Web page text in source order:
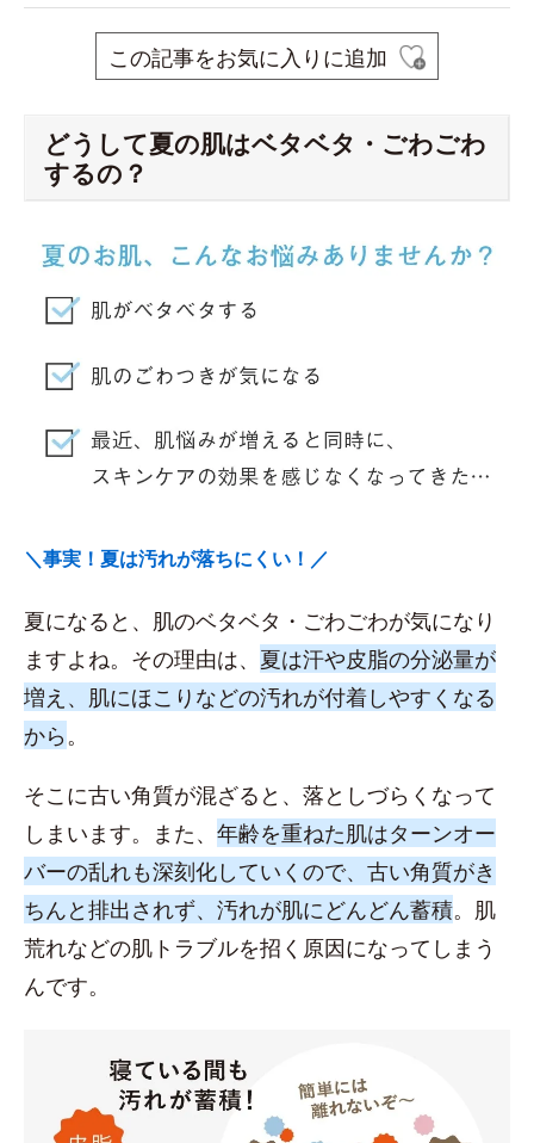
この記事をお気に入りに追加
どうして夏の肌はベタベタ・ごわごわ
するの？
＼事実！夏は汚れが落ちにくい！／
夏になると、肌のベタベタ・ごわごわが気になり
ますよね。その理由は、 夏は汗や皮脂の分泌量が
増え、肌にほこりなどの汚れが付着しやすくなる
から 。
そこに古い角質が混ざると、落としづらくなって
しまいます。また、 年齢を重ねた肌はターンオー
バーの乱れも深刻化していくので、古い角質がき
ちんと排出されず、汚れが肌にどんどん蓄積。肌
荒れなどの肌トラブルを招く原因になってしまう
んです。